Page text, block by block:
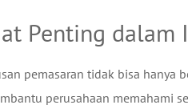
Penting
pemasaran tidak bisa hanya
perusahaan memahami